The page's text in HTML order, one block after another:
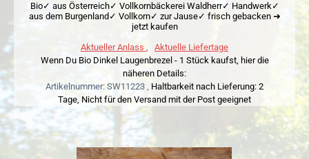
Bio✓ aus Österreich✓ Vollkornbäckerei Waldherr✓ Handwerk✓
aus dem Burgenland✓ Vollkorn✓ zur Jause✓ frisch gebacken ➜
jetzt kaufen
Aktueller Anlass
Aktuelle Liefertage
Wenn Du Bio Dinkel Laugenbrezel - 1 Stück kaufst, hier die
näheren Details:
Artikelnummer: SW11223 , Haltbarkeit nach Lieferung: 2
Tage, Nicht für den Versand mit der Post geeignet
Bildergalerie überspringen